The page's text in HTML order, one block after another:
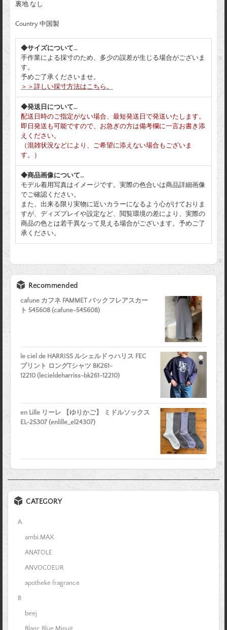
裏地 なし
Country 中国製
◆サイズについて…
手作業による採寸のため、多少の誤差が生じる場合がございま
す。
予めご了承くださいませ。
＞＞詳しい採寸方法はこちら。
◆発送日について…
配送日時のご指定がない場合、最短発送日で発送いたします。
即日発送も可能ですので、お急ぎの方は備考欄に一言お書き添
えください。
（混雑状況などにより、ご希望に添えない場合もございま
す。）
◆商品画像について…
モデル着用写真はイメージです。実際の色合いは商品詳細画像
でご確認ください。
また、出来る限り実物に近いカラーになるよう心がけておりま
すが、ディズプレイや設定など、閲覧環境の差により、実際の
商品の色とは若干異なって見える場合がございます。予めご了
承ください。
Recommended
cafune カフネ FAMMET バックフレアスカー
ト 545608 (cafune-545608)
le ciel de HARRISS ルシェルドゥハリス FEC
プリント ロングTシャツ BK261-
12210 (lecieldeharriss-bk261-12210)
en Lille リーレ 【ゆりかご】 ミドルソックス
EL-25307 (enlille_el24307)
CATEGORY
A
ambi.MAX
ANATOLE
ANVOCOEUR
apotheke fragrance
B
beej